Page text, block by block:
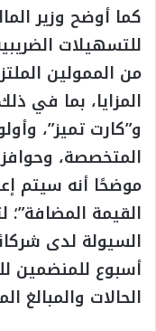
كما أوضح وزير
للتسهيلات
من الممولين
المزايا، بما في
و”كارت تميز”،
المتخصصة، وحوافز
موضحًا أنه سيتم
القيمة المضافة”؛
السيولة لدى
أسبوع للمنضمين
الحالات والمبالغ